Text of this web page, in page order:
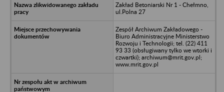
Zakład Betoniarski Nr 1 - Chełmno,
ul.Polna 27
Zespół Archiwum Zakładowego -
Biuro Administracyjne Ministerstwo
Rozwoju i Technologii; tel. (22) 411
93 33 (obsługiwany tylko we wtorki i
czwartki); archiwum@mrit.gov.pl;
www.mrit.gov.pl